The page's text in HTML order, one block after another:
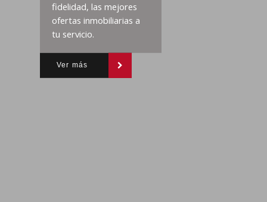
fidelidad, las mejores
ofertas inmobiliarias a
tu servicio.
Ver más